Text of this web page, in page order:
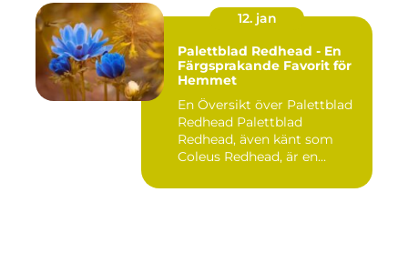
12. jan
Palettblad Redhead - En
Färgsprakande Favorit för
Hemmet
En Översikt över Palettblad
Redhead Palettblad
Redhead, även känt som
Coleus Redhead, är en